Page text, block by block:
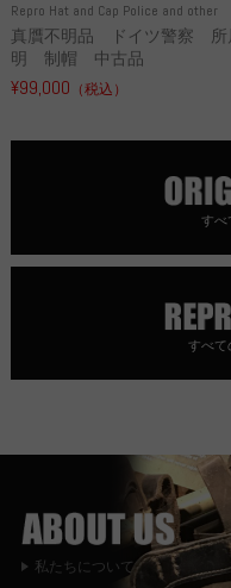
Repro Hat and Cap Police and other
真贋不明品 ドイツ警察 所
明 制帽 中古品
¥99,000 （税込）
すべ
すべて
私たちについて